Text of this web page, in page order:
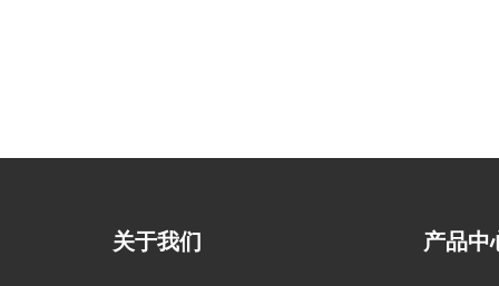
关于我们 产品中